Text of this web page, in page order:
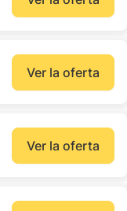
Ver la oferta
Ver la oferta